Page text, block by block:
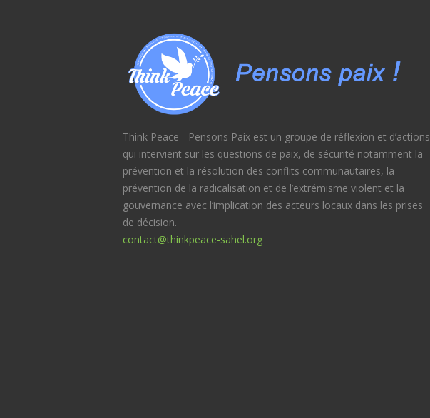
Think Peace - Pensons Paix est un groupe de réflexion et d’actions
qui intervient sur les questions de paix, de sécurité notamment la
prévention et la résolution des conflits communautaires, la
prévention de la radicalisation et de l’extrémisme violent et la
gouvernance avec l’implication des acteurs locaux dans les prises
de décision.
contact@thinkpeace-sahel.org